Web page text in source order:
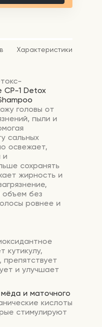
Характеристики
CP-1 Detox
головы от
пыли и
сальных
освежает,
и
сохранять
жирность и
объем без
ровнее и
кутикулу,
препятствует
и улучшает
и маточного
кислоты
стимулируют